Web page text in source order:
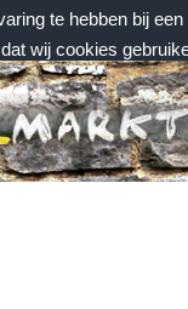
te hebben bij
wij cookies